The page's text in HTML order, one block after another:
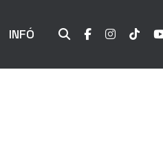
INFÓ